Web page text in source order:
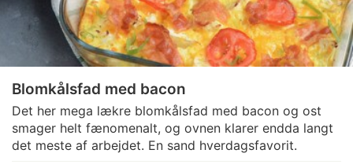
Blomkålsfad med bacon
Det her mega lækre blomkålsfad med bacon og ost
smager helt fænomenalt, og ovnen klarer endda langt
det meste af arbejdet. En sand hverdagsfavorit.